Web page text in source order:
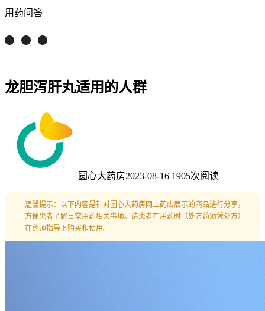
用药问答
龙胆泻肝丸适用的人群
圆心大药房2023-08-16 1905次阅读
温馨提示：以下内容是针对圆心大药房网上药店展示的商品进行分享，
方便患者了解日常用药相关事项。请患者在用药时（处方药须凭处方）
在药师指导下购买和使用。